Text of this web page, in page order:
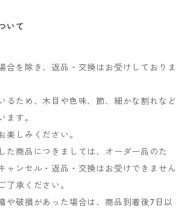
いて
合を除き、返品・交換はお受けしておりま
るため、木目や色味、節、細かな割れなど
ます。
楽しみください。
た商品につきましては、オーダー品のた
ャンセル・返品・交換はお受けできません
了承ください。
や破損があった場合は、商品到着後7日以